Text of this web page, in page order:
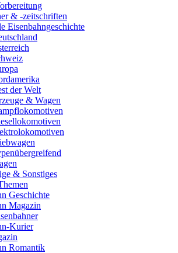
& -zeitschriften
Eisenbahngeschichte
der Welt
& Wagen
& Sonstiges
Geschichte
Magazin
Kurier
Romantik